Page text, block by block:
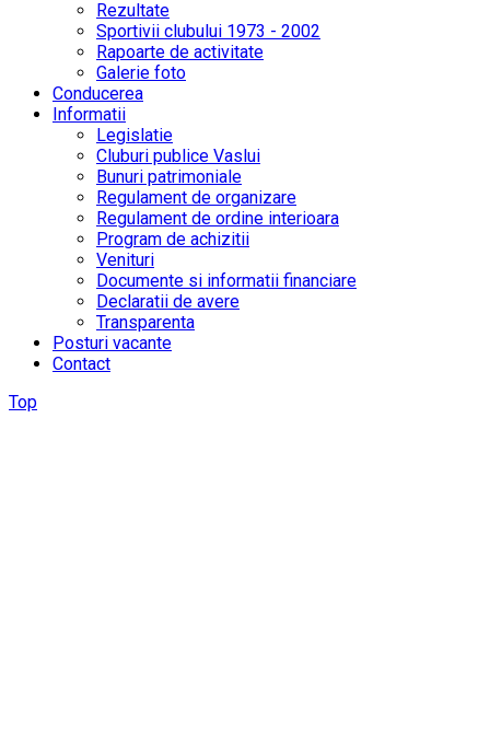
Rezultate
Sportivii clubului 1973 - 2002
Rapoarte de activitate
Galerie foto
Conducerea
Informatii
Legislatie
Cluburi publice Vaslui
Bunuri patrimoniale
Regulament de organizare
Regulament de ordine interioara
Program de achizitii
Venituri
Documente si informatii financiare
Declaratii de avere
Transparenta
Posturi vacante
Contact
Top